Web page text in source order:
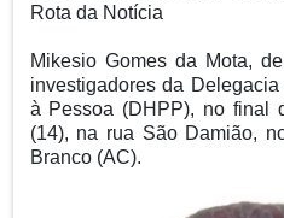
Rota da Notícia
Mikesio Gomes da Mota,
investigadores da
à Pessoa (DHPP), no final
(14), na rua São Damião,
Branco (AC).